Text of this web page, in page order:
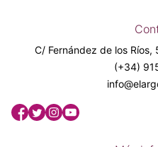
C/ Fernández de los
(+34)